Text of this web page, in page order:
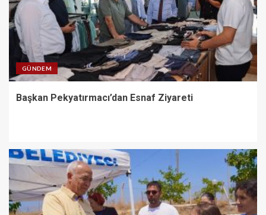
GÜNDEM
Başkan Pekyatırmacı’dan Esnaf Ziyareti